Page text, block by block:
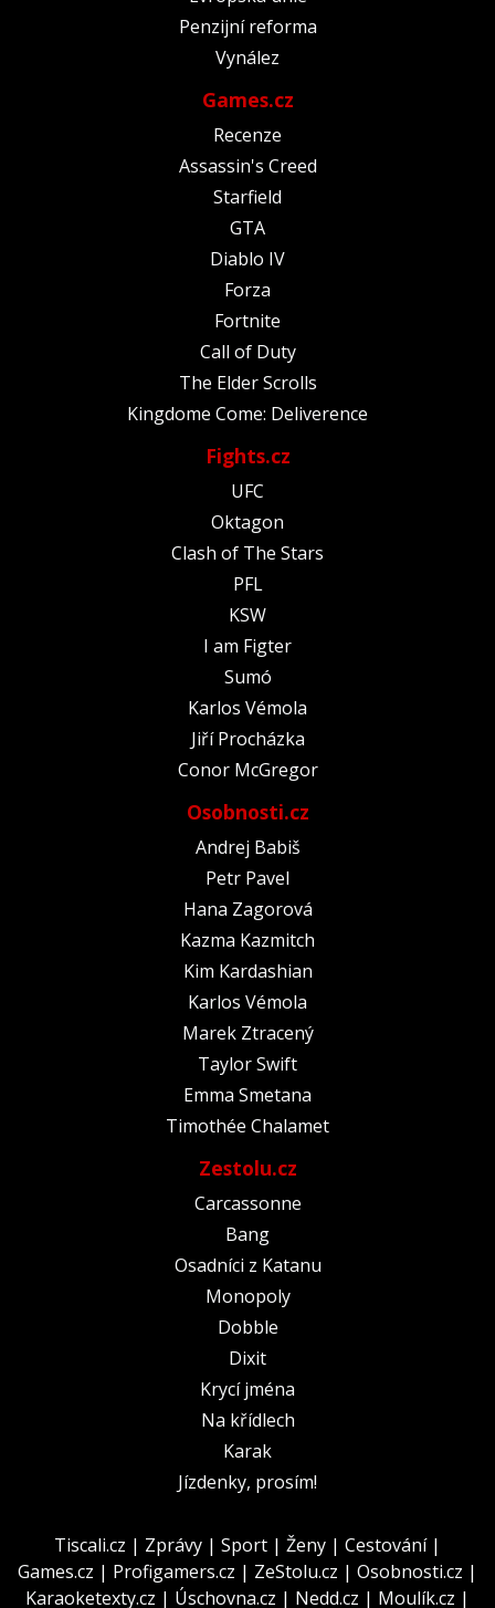
Penzijní reforma
Vynález
Games.cz
Recenze
Assassin's Creed
Starfield
GTA
Diablo IV
Forza
Fortnite
Call of Duty
The Elder Scrolls
Kingdome Come: Deliverence
Fights.cz
UFC
Oktagon
Clash of The Stars
PFL
KSW
I am Figter
Sumó
Karlos Vémola
Jiří Procházka
Conor McGregor
Osobnosti.cz
Andrej Babiš
Petr Pavel
Hana Zagorová
Kazma Kazmitch
Kim Kardashian
Karlos Vémola
Marek Ztracený
Taylor Swift
Emma Smetana
Timothée Chalamet
Zestolu.cz
Carcassonne
Bang
Osadníci z Katanu
Monopoly
Dobble
Dixit
Krycí jména
Na křídlech
Karak
Jízdenky, prosím!
Tiscali.cz | Zprávy | Sport | Ženy | Cestování|
Games.cz | Profigamers.cz | ZeStolu.cz | Osobnosti.cz |
Karaoketexty.cz | Úschovna.cz | Nedd.cz | Moulík.cz |